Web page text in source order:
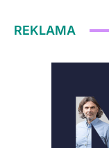
REKLAMA